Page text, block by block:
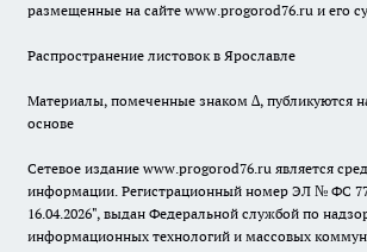
размещенные на сайте www.progorod76.ru и его
Распространение листовок в Ярославле
Материалы, помеченные знаком ∆, публикуются
основе
Сетевое издание www.progorod76.ru является
информации. Регистрационный номер ЭЛ № ФС 77
16.04.2026", выдан Федеральной службой по
информационных технологий и массовых